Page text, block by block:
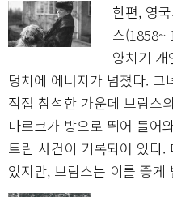
한편, 영
스(1858~
양치기
덩치에 에너지가 넘쳤다.
직접 참석한 가운데 브람스
마르코가 방으로 뛰어 들어
트린 사건이 기록되어 있다.
었지만, 브람스는 이를 좋게